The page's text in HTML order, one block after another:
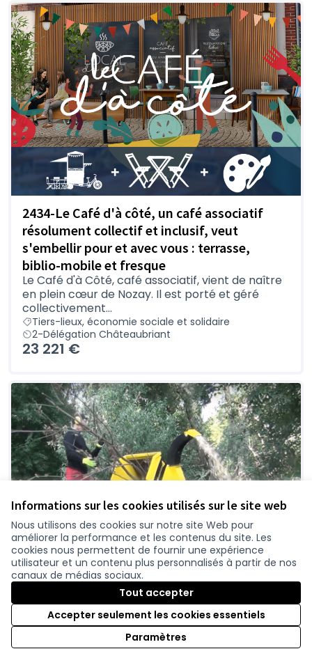
Informations sur les cookies utilisés sur le site web
Nous utilisons des cookies sur notre site Web pour
améliorer la performance et les contenus du site. Les
cookies nous permettent de fournir une expérience
utilisateur et un contenu plus personnalisés à partir de nos
canaux de médias sociaux.
Tout accepter
Accepter seulement les cookies essentiels
Paramètres
2434-Le Café d'à côté, un café associatif
résolument collectif et inclusif, veut
s'embellir pour et avec vous : terrasse,
biblio-mobile et fresque
Le Café d'à Côté, café associatif, vient de naître
en plein cœur de Nozay. Il est porté et géré
collectivement...
Tiers-lieux, économie sociale et solidaire
2-Délégation Châteaubriant
23 221 €
2672-Transformer et valoriser ses déchets
verts pour son jardin : acquisition et partage
d'un broyeur végétal commun aux habitants
Le broyage des végétaux est une solution